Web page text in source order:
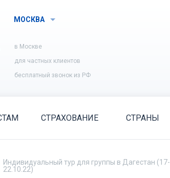
МОСКВА
в Москве
для частных клиентов
бесплатный звонок из РФ
СТРАХОВАНИЕ СТРАНЫ
Индивидуальный тур для группы в Дагестан (17-
22.10.22)